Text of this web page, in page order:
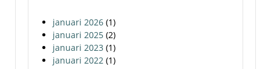
januari 2026 (1)
januari 2025 (2)
januari 2023 (1)
januari 2022 (1)